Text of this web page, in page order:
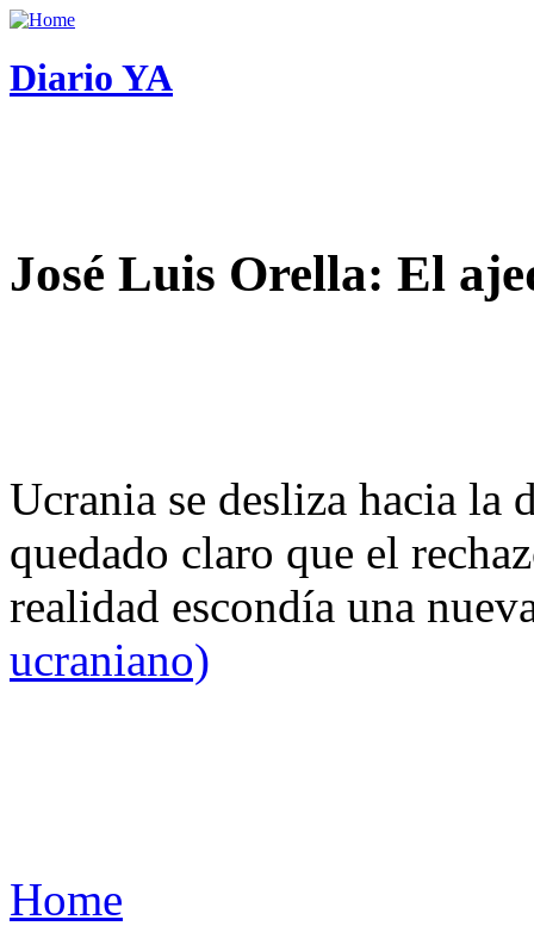
Diario YA
José Luis Orella: El
Ucrania se desliza hacia
quedado claro que el
realidad escondía una
ucraniano)
Home